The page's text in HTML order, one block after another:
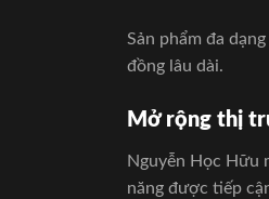
Sản phẩm đa
đồng lâu dài.
Mở rộng thị
Nguyễn Học Hữu
năng được tiếp